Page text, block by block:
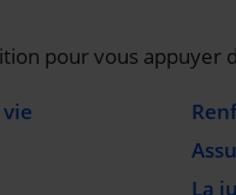
pour vous appuyer
La